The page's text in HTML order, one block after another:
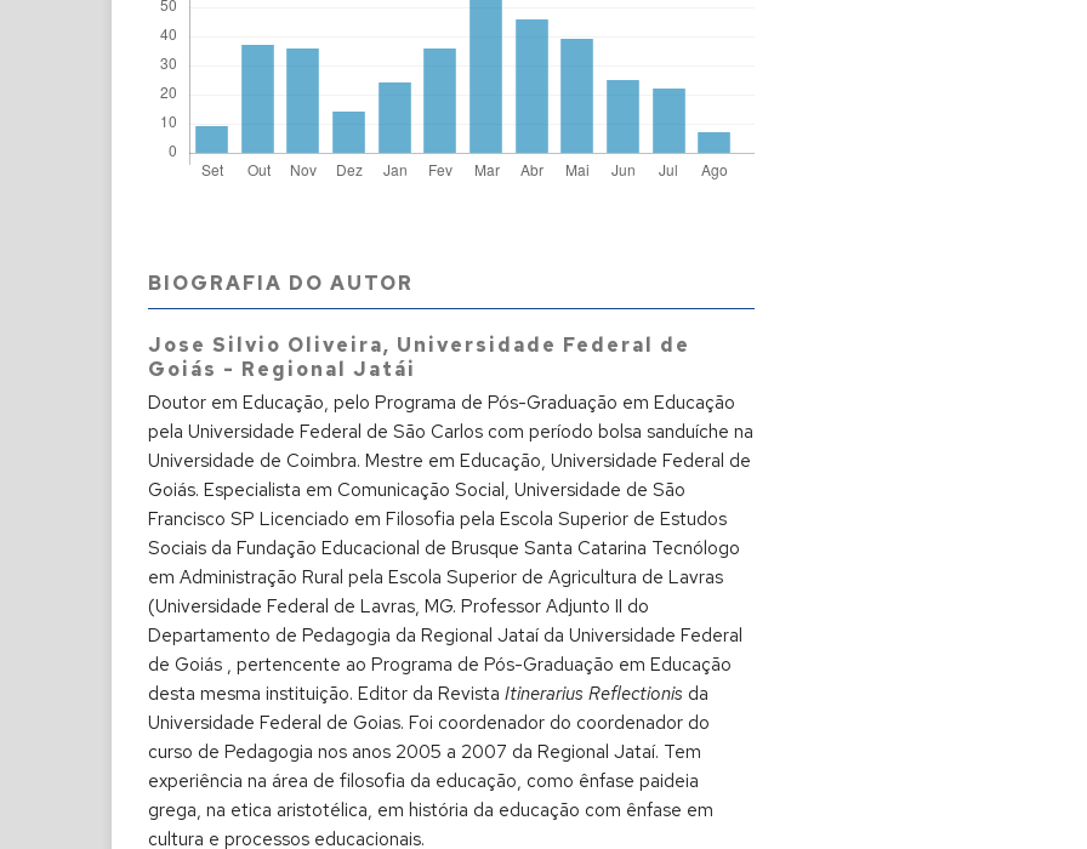
BIOGRAFIA DO AUTOR
Jose Silvio Oliveira, Universidade Federal de
Goiás - Regional Jatái
Doutor em Educação, pelo Programa de Pós-Graduação em Educação
pela Universidade Federal de São Carlos com período bolsa sanduíche na
Universidade de Coimbra. Mestre em Educação, Universidade Federal de
Goiás. Especialista em Comunicação Social, Universidade de São
Francisco SP Licenciado em Filosofia pela Escola Superior de Estudos
Sociais da Fundação Educacional de Brusque Santa Catarina Tecnólogo
em Administração Rural pela Escola Superior de Agricultura de Lavras
(Universidade Federal de Lavras, MG. Professor Adjunto II do
Departamento de Pedagogia da Regional Jataí da Universidade Federal
de Goiás , pertencente ao Programa de Pós-Graduação em Educação
desta mesma instituição. Editor da Revista Itinerarius Reflectionis da
Universidade Federal de Goias. Foi coordenador do coordenador do
curso de Pedagogia nos anos 2005 a 2007 da Regional Jataí. Tem
experiência na área de filosofia da educação, como ênfase paideia
grega, na etica aristotélica, em história da educação com ênfase em
cultura e processos educacionais.